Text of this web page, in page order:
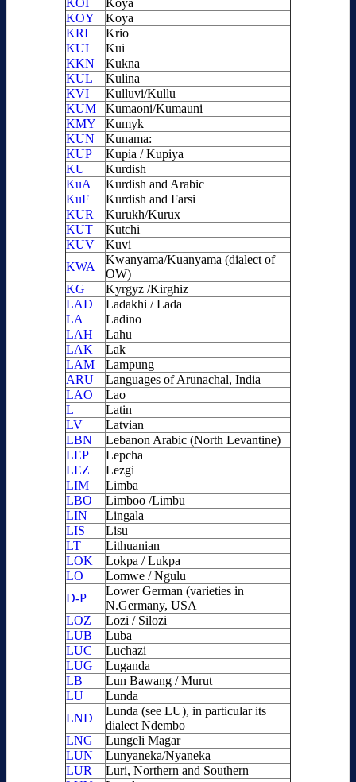
KOI
Koya
KOY
Koya
KRI
Krio
KUI
Kui
KKN
Kukna
KUL
Kulina
KVI
Kulluvi/Kullu
KUM
Kumaoni/Kumauni
KMY
Kumyk
KUN
Kunama:
KUP
Kupia / Kupiya
KU
Kurdish
KuA
Kurdish and Arabic
KuF
Kurdish and Farsi
KUR
Kurukh/Kurux
KUT
Kutchi
KUV
Kuvi
KWA
Kwanyama/Kuanyama (dialect of
OW)
KG
Kyrgyz /Kirghiz
LAD
Ladakhi / Lada
LA
Ladino
LAH
Lahu
LAK
Lak
LAM
Lampung
ARU
Languages of Arunachal, India
LAO
Lao
L
Latin
LV
Latvian
LBN
Lebanon Arabic (North Levantine)
LEP
Lepcha
LEZ
Lezgi
LIM
Limba
LBO
Limboo /Limbu
LIN
Lingala
LIS
Lisu
LT
Lithuanian
LOK
Lokpa / Lukpa
LO
Lomwe / Ngulu
D-P
Lower German (varieties in
N.Germany, USA
LOZ
Lozi / Silozi
LUB
Luba
LUC
Luchazi
LUG
Luganda
LB
Lun Bawang / Murut
LU
Lunda
LND
Lunda (see LU), in particular its
dialect Ndembo
LNG
Lungeli Magar
LUN
Lunyaneka/Nyaneka
LUR
Luri, Northern and Southern